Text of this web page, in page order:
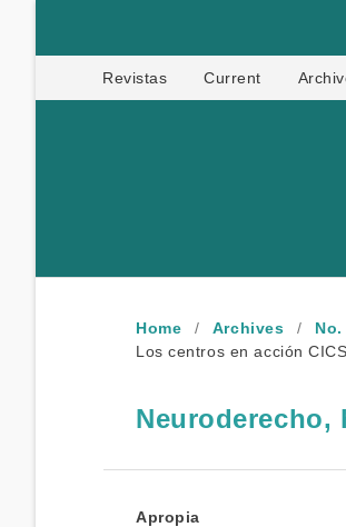
Apropia
Revistas Current
Home / Archives /
Los centros en acción
Neuroderecho,
Apropia